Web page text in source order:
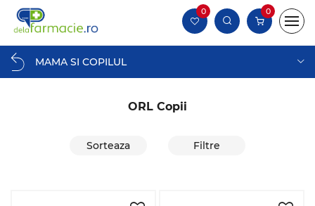
0 0
MAMA SI COPILUL
ORL Copii
Sorteaza Filtre